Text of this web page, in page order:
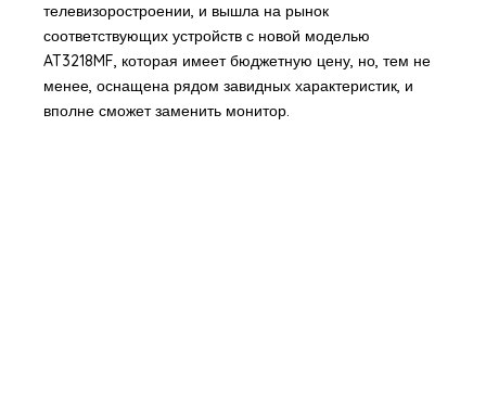
телевизоростроении, и вышла на рынок
соответствующих устройств с новой моделью
AT3218MF, которая имеет бюджетную цену, но, тем не
менее, оснащена рядом завидных характеристик, и
вполне сможет заменить монитор.